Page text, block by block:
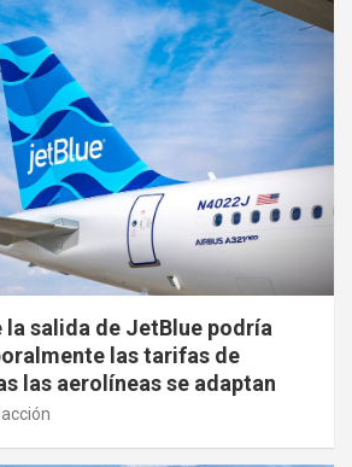
la salida de JetBlue podría
las tarifas de
las aerolíneas se adaptan